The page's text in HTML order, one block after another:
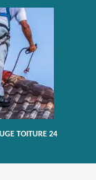
TOITURE 24